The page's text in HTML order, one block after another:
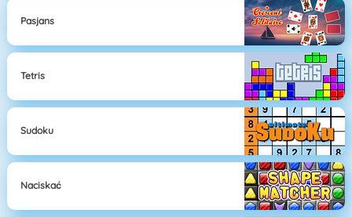
Pasjans
Tetris
Sudoku
Naciskać